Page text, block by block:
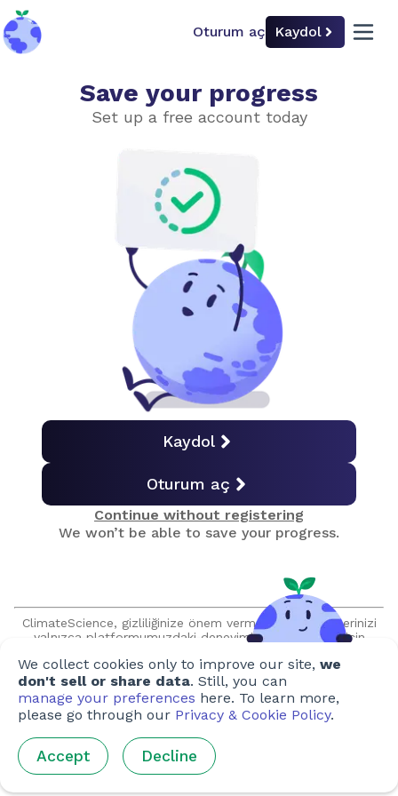
back to home Oturum aç Kaydol open
Gıda ve Çiftçilik
Zorluk düzeyini seç
İleri düzey
Gıda ve İklim
10 Milyar İnsanı Beslemek
Seçici Yetiştirme
Genetik Mühendisliği (GDO'lar)
Balıkçılık ve Su Ürünleri
Hayvan kaynaklı olmayan Et?
Gıda İsrafı
Save your progress
Set up a free account today
Kaydol
Oturum aç
Continue without registering
We won’t be able to save your progress.
ClimateScience, gizliliğinize önem vermektedir ve verilerinizi
yalnızca platformumuzdaki deneyiminizi geliştirmek için
satmayacağımıza veya paylaşmayacağımıza söz veriyoruz ve
sizinle talep edilmeden asla iletişim kurmayacağız.
We collect cookies only to improve our site, we
don't sell or share data. Still, you can
manage your preferences here. To learn more,
please go through our Privacy & Cookie Policy.
Accept Decline